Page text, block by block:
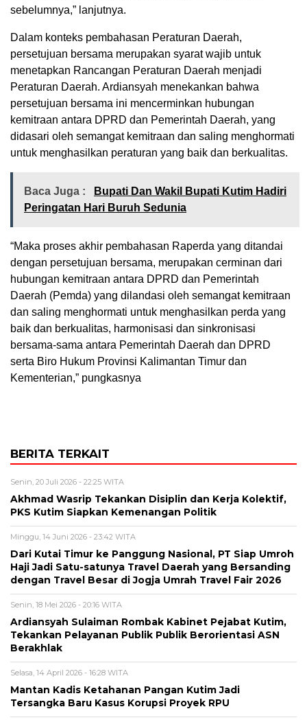
sebelumnya,” lanjutnya.
Dalam konteks pembahasan Peraturan Daerah,
persetujuan bersama merupakan syarat wajib untuk
menetapkan Rancangan Peraturan Daerah menjadi
Peraturan Daerah. Ardiansyah menekankan bahwa
persetujuan bersama ini mencerminkan hubungan
kemitraan antara DPRD dan Pemerintah Daerah, yang
didasari oleh semangat kemitraan dan saling menghormati
untuk menghasilkan peraturan yang baik dan berkualitas.
Baca Juga :
Bupati Dan Wakil Bupati Kutim Hadiri
Peringatan Hari Buruh Sedunia
“Maka proses akhir pembahasan Raperda yang ditandai
dengan persetujuan bersama, merupakan cerminan dari
hubungan kemitraan antara DPRD dan Pemerintah
Daerah (Pemda) yang dilandasi oleh semangat kemitraan
dan saling menghormati untuk menghasilkan perda yang
baik dan berkualitas, harmonisasi dan sinkronisasi
bersama-sama antara Pemerintah Daerah dan DPRD
serta Biro Hukum Provinsi Kalimantan Timur dan
Kementerian,” pungkasnya
BERITA TERKAIT
Senin, 20 Juli 2026 - 22:25 WITA
Akhmad Wasrip Tekankan Disiplin dan Kerja Kolektif,
PKS Kutim Siapkan Kemenangan Politik
Minggu, 14 Juni 2026 - 23:42 WITA
Dari Kutai Timur ke Panggung Nasional, PT Siap Umroh
Haji Jadi Satu-satunya Travel Daerah yang Bersanding
dengan Travel Besar di Jogja Umrah Travel Fair 2026
Senin, 18 Mei 2026 - 20:16 WITA
Ardiansyah Sulaiman Rombak Kabinet Pejabat Kutim,
Tekankan Pelayanan Publik Publik Berorientasi ASN
Berakhlak
Selasa, 14 April 2026 - 16:28 WITA
Mantan Kadis Ketahanan Pangan Kutim Jadi
Tersangka Baru Kasus Korupsi Proyek RPU